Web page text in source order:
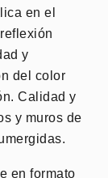
en el
y
del color
Calidad y
y muros de
en formato